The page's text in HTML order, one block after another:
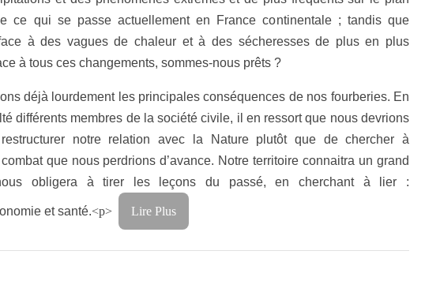
ce qui se passe actuellement en France continentale ; tandis que
à des vagues de chaleur et à des sécheresses de plus en plus
à tous ces changements, sommes-nous prêts ?
déjà lourdement les principales conséquences de nos fourberies. En
différents membres de la société civile, il en ressort que nous devrions
notre relation avec la Nature plutôt que de chercher à
combat que nous perdrions d’avance. Notre territoire connaitra un grand
obligera à tirer les leçons du passé, en cherchant à lier :
et santé.<p> Lire Plus